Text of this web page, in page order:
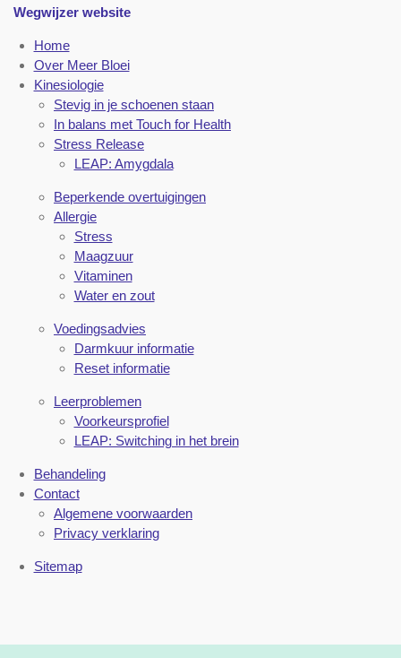
Wegwijzer website
Home
Over Meer Bloei
Kinesiologie
Stevig in je schoenen staan
In balans met Touch for Health
Stress Release
LEAP: Amygdala
Beperkende overtuigingen
Allergie
Stress
Maagzuur
Vitaminen
Water en zout
Voedingsadvies
Darmkuur informatie
Reset informatie
Leerproblemen
Voorkeursprofiel
LEAP: Switching in het brein
Behandeling
Contact
Algemene voorwaarden
Privacy verklaring
Sitemap